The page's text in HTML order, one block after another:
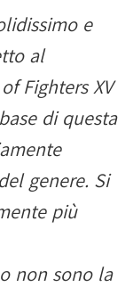
e
al
Fighters XV
di questa
genere. Si
più
non sono la